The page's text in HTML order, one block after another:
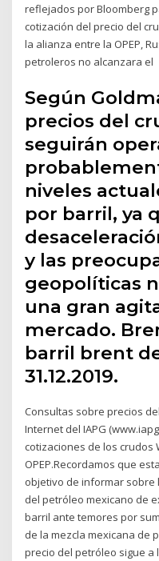
reflejados por Bloomberg
cotización del precio del
la alianza entre la OPEP,
petroleros no alcanzara el
Según
precios del
seguirán
niveles
por barril, ya
y las
geopolíticas
una gran
mercado.
barril brent
31.12.2019.
Consultas sobre precios
Internet del IAPG
cotizaciones de los crudos
OPEP.Recordamos que
objetivo de informar sobre
del petróleo mexicano de
barril ante temores por
de la mezcla mexicana de
precio del petróleo sigue a